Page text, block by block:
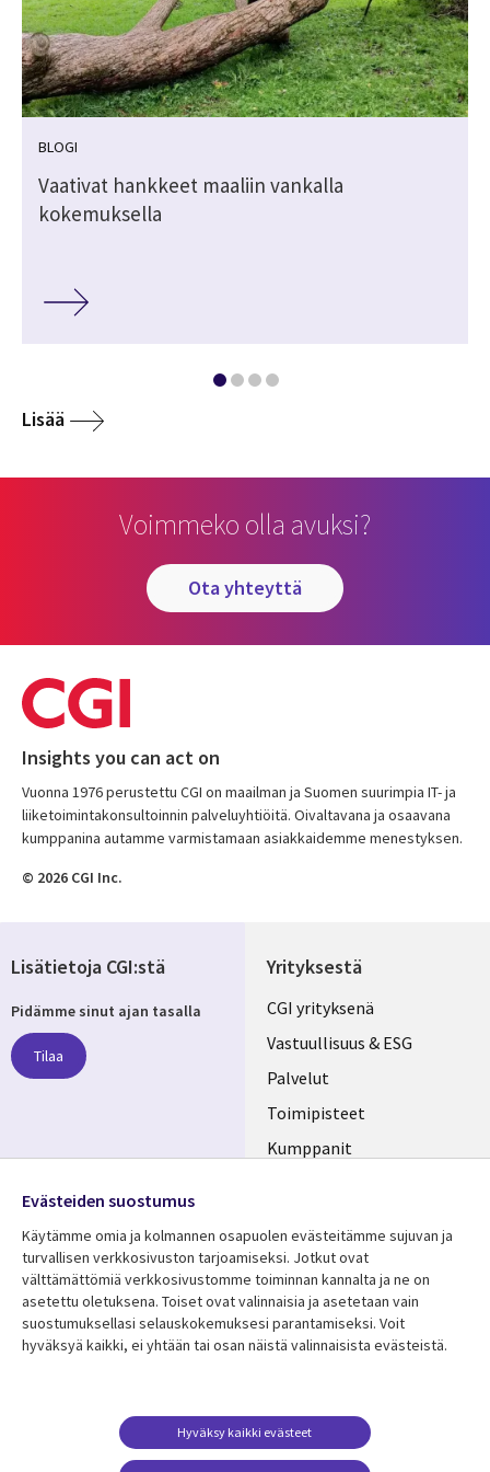
BLOGI
Vaativat hankkeet maaliin vankalla
kokemuksella
Lisää
Voimmeko olla avuksi?
ota yhteyttä
Insights you can act on
Vuonna 1976 perustettu CGI on maailman ja Suomen suurimpia IT- ja
liiketoimintakonsultoinnin palveluyhtiöitä. Oivaltavana ja osaavana
kumppanina autamme varmistamaan asiakkaidemme menestyksen.
© 2026 CGI Inc.
Yrityksestä
Useful
links
FINLAND
CGI yrityksenä
Vastuullisuus & ESG
Palvelut
Toimipisteet
Kumppanit
Resurssikeskus
Library
FINLAND
Asiakastarinat
Lisätietoa
Legal
Tietosuoja
Käyttöehdot
Yhteystiedot
Lisätietoja CGI:stä
Pidämme sinut ajan tasalla
Tilaa
Media
FINLAND
Evästeiden suostumus
Käytämme omia ja kolmannen osapuolen evästeitämme sujuvan ja
turvallisen verkkosivuston tarjoamiseksi. Jotkut ovat
välttämättömiä verkkosivustomme toiminnan kannalta ja ne on
asetettu oletuksena. Toiset ovat valinnaisia ​​ja asetetaan vain
suostumuksellasi selauskokemuksesi parantamiseksi. Voit
hyväksyä kaikki, ei yhtään tai osan näistä valinnaisista evästeistä.
Hyväksy kaikki evästeet